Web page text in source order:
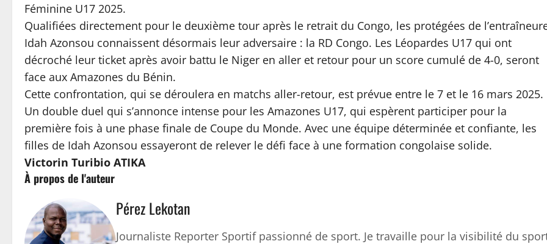
Féminine U17 2025.
Qualifiées directement pour le deuxième tour après le retrait du Congo, les protégées de
Idah Azonsou connaissent désormais leur adversaire : la RD Congo. Les Léopardes U17 qui ont
décroché leur ticket après avoir battu le Niger en aller et retour pour un score cumulé de 4-0, seront
face aux Amazones du Bénin.
Cette confrontation, qui se déroulera en matchs aller-retour, est prévue entre le 7 et le 16 mars 2025.
Un double duel qui s’annonce intense pour les Amazones U17, qui espèrent participer pour la
première fois à une phase finale de Coupe du Monde. Avec une équipe déterminée et confiante, les
filles de Idah Azonsou essayeront de relever le défi face à une formation congolaise solide.
Victorin Turibio ATIKA
À propos de l'auteur
Pérez Lekotan
Journaliste Reporter Sportif passionné de sport. Je travaille pour la visibilité du
Le GOAT est parmi nous !